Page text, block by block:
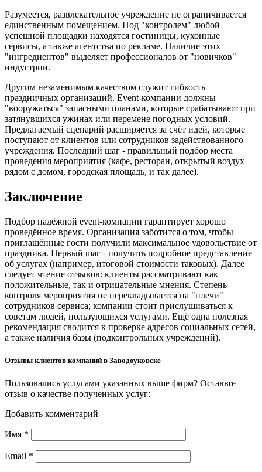
Разумеется, развлекательное учреждение не ограничивается
единственным помещением. Под "контролем" любой
успешной площадки находятся гостиницы, кухонные
сервисы, а также агентства по рекламе. Наличие этих
"ингредиентов" выделяет профессионалов от "новичков"
индустрии.
Другим незаменимым качеством служит гибкость
праздничных организаций. Event-компании должны
"вооружаться" запасными планами, которые срабатывают при
затянувшихся ужинах или перемене погодных условий.
Предлагаемый сценарий расширяется за счёт идей, которые
поступают от клиентов или сотрудников задействованного
учреждения. Последний шаг - правильный подбор места
проведения мероприятия (кафе, ресторан, открытый воздух
рядом с домом, городская площадь, и так далее).
Заключение
Подбор надёжной event-компании гарантирует хорошо
проведённое время. Организация заботится о том, чтобы
приглашённые гости получили максимальное удовольствие от
праздника. Первый шаг - получить подробное представление
об услугах (например, итоговой стоимости таковых). Далее
следует чтение отзывов: клиенты рассматривают как
положительные, так и отрицательные мнения. Степень
контроля мероприятия не перекладывается на "плечи"
сотрудников сервиса; компании стоит прислушиваться к
советам людей, пользующихся услугами. Ещё одна полезная
рекомендация сводится к проверке адресов социальных сетей,
а также наличия базы (подконтрольных учреждений).
Отзывы клиентов компаний в Заводоуковске
Пользовались услугами указанных выше фирм? Оставьте
отзыв о качестве полученных услуг:
Добавить комментарий
Имя *
Email *